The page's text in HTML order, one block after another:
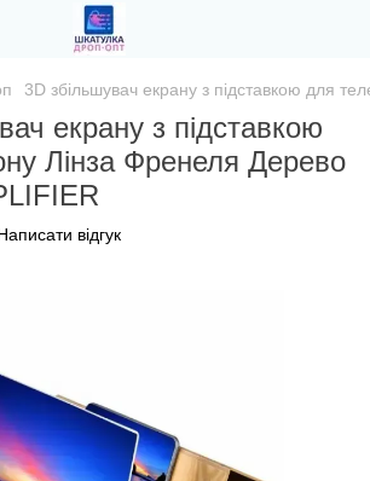
3D збільшувач екрану з підставкою для
екрану з підставкою
Лінза Френеля Дерево
відгук